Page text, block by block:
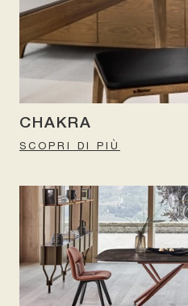
CHAKRA
SCOPRI DI PIÙ